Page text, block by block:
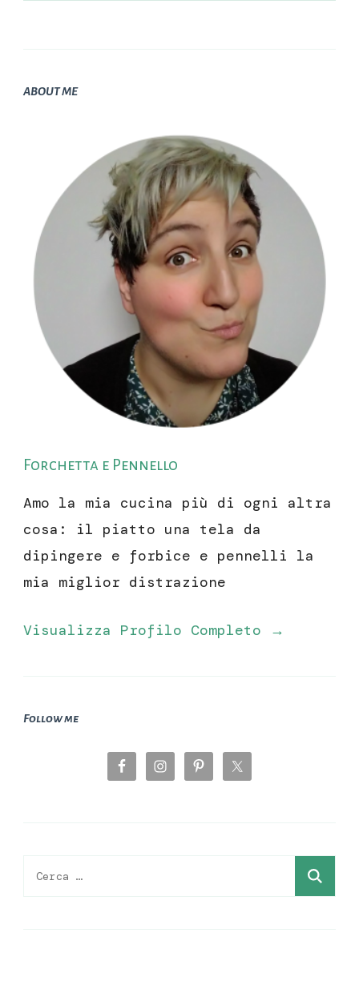
ABOUT ME
Forchetta e Pennello
Amo la mia cucina più di ogni altra
cosa: il piatto una tela da
dipingere e forbice e pennelli la
mia miglior distrazione
Visualizza Profilo Completo →
Follow me
Ricerca